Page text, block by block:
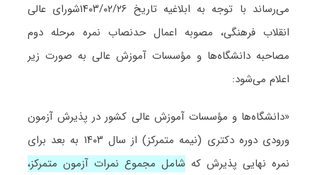
می‌رساند با توجه به ابلاغیه تاریخ ۱۴۰۳/۰۲/۲۶شورای عالی
انقلاب فرهنگی، مصوبه اعمال حدنصاب نمره مرحله دوم
مصاحبه دانشگاه‌ها و مؤسسات آموزش عالی به صورت زیر
اعلام می‌شود:
«دانشگاه‌ها و مؤسسات آموزش عالی کشور در پذیرش آزمون
ورودی دوره دکتری (نیمه متمرکز) از سال ۱۴۰۳ به بعد برای
نمره نهایی پذیرش که شامل مجموع نمرات آزمون متمرکز،